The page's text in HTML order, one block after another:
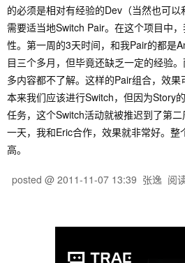
的必须是相对有经验的Dev（当然也可
需要适当地Switch Pair。在这个项目中
性。第一周的3天时间，和我Pair的都是
目三个多月，但毕竟还缺乏一定的经验
多内容都不了解。这样的Pair组合，效果
本来我们应该进行Switch，但因为Story
任务，这个Switch活动就被推迟到了第
一天，我和Eric合作，效果就非常好。整
高。
posted @ 2011-11-07 13:39 张逸 阅